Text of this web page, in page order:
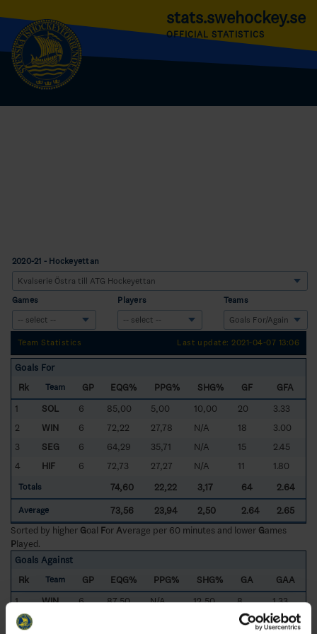
stats.swehockey.se
OFFICIAL STATISTICS
2020-21 - Hockeyettan
Games Players Teams
Team Statistics Last update: 2021-04-07 13:06
Goals For
Rk
Team GP EQG% PPG% SHG% GF
GFA
1
SOL 6 85,00 5,00 10,00 20
3.33
2
WIN 6 72,22 27,78 N/A 18
3.00
3
SEG 6 64,29 35,71 N/A 15
2.45
4
HIF 6 72,73 27,27 N/A 11 1.80
Totals 74,60 22,22 3,17 64 2.64
Average 73,56 23,94 2,50 2.64
2.65
Sorted by higher Goal For Average per 60 minutes and lower Games
Played.
Goals Against
Rk
Team GP EQG% PPG% SHG% GA
GAA
1
WIN 6 87,50 N/A 12,50 8
1.33
2
13
2.13